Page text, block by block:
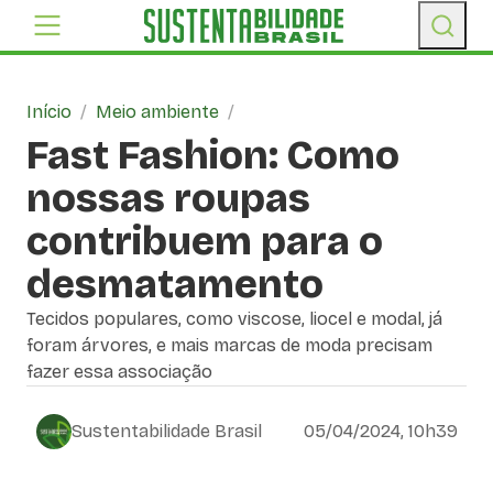
Início / Meio ambiente /
Fast Fashion: Como
nossas roupas
contribuem para o
desmatamento
Tecidos populares, como viscose, liocel e modal, já
foram árvores, e mais marcas de moda precisam
fazer essa associação
Sustentabilidade Brasil 05/04/2024, 10h39